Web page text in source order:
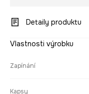
Detaily produktu
Vlastnosti výrobku
Zapínání
Kapsy